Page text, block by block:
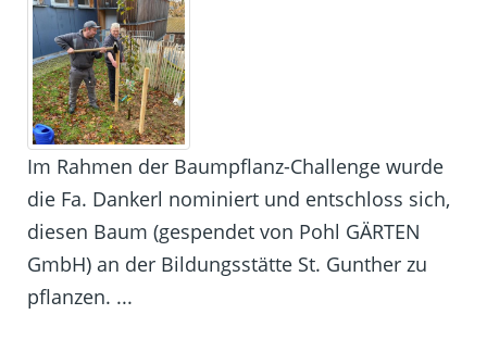
Im Rahmen der Baumpflanz-Challenge wurde
die Fa. Dankerl nominiert und entschloss sich,
diesen Baum (gespendet von Pohl GÄRTEN
GmbH) an der Bildungsstätte St. Gunther zu
pflanzen. ...